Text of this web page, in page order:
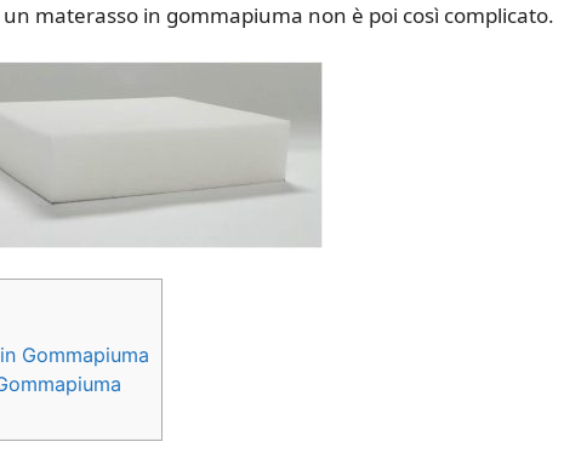
materasso in gommapiuma non è poi così complicato.
Gommapiuma